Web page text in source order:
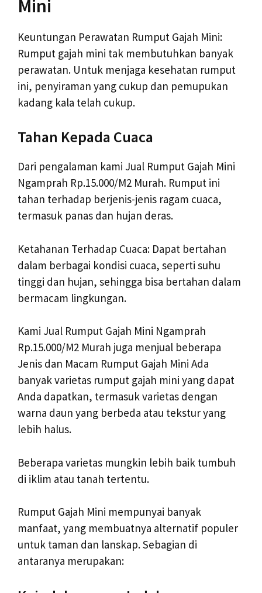
Mini
Keuntungan Perawatan Rumput Gajah Mini:
Rumput gajah mini tak membutuhkan banyak
perawatan. Untuk menjaga kesehatan rumput
ini, penyiraman yang cukup dan pemupukan
kadang kala telah cukup.
Tahan Kepada Cuaca
Dari pengalaman kami Jual Rumput Gajah Mini
Ngamprah Rp.15.000/M2 Murah. Rumput ini
tahan terhadap berjenis-jenis ragam cuaca,
termasuk panas dan hujan deras.
Ketahanan Terhadap Cuaca: Dapat bertahan
dalam berbagai kondisi cuaca, seperti suhu
tinggi dan hujan, sehingga bisa bertahan dalam
bermacam lingkungan.
Kami Jual Rumput Gajah Mini Ngamprah
Rp.15.000/M2 Murah juga menjual beberapa
Jenis dan Macam Rumput Gajah Mini Ada
banyak varietas rumput gajah mini yang dapat
Anda dapatkan, termasuk varietas dengan
warna daun yang berbeda atau tekstur yang
lebih halus.
Beberapa varietas mungkin lebih baik tumbuh
di iklim atau tanah tertentu.
Rumput Gajah Mini mempunyai banyak
manfaat, yang membuatnya alternatif populer
untuk taman dan lanskap. Sebagian di
antaranya merupakan: